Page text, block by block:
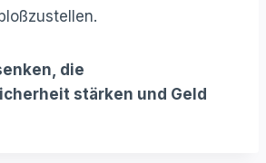
die
stärken und Geld